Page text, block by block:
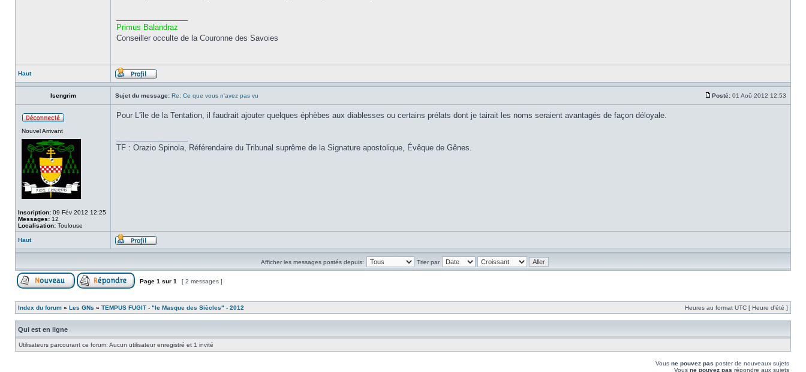
Primus Balandraz
Conseiller occulte de la Couronne des Savoies
Haut
Isengrim Sujet du message: Re: Ce que vous n'avez pas vu Posté: 01 Aoû 2012 12:53
Nouvel Arrivant
Inscription: 09 Fév 2012 12:25
Messages: 12
Localisation: Toulouse
Pour L'île de la Tentation, il faudrait ajouter quelques éphèbes aux diablesses ou certains prélats dont je tairait les noms seraient avantagés de façon déloyale.
TF : Orazio Spinola, Référendaire du Tribunal suprême de la Signature apostolique, Évêque de Gênes.
Haut
Afficher les messages postés depuis: Trier par
Page 1 sur 1 [ 2 messages ]
Index du forum » Les GNs » TEMPUS FUGIT - "le Masque des Siècles" - 2012 Heures au format UTC [ Heure d’été ]
Qui est en ligne
Utilisateurs parcourant ce forum: Aucun utilisateur enregistré et 1 invité
Vous ne pouvez pas poster de nouveaux sujets
Vous ne pouvez pas répondre aux sujets